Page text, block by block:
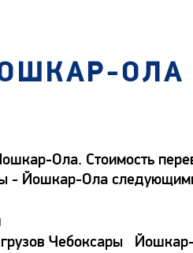
ОЛА
Ола. Стоимость
- Йошкар-Ола
Чебоксары